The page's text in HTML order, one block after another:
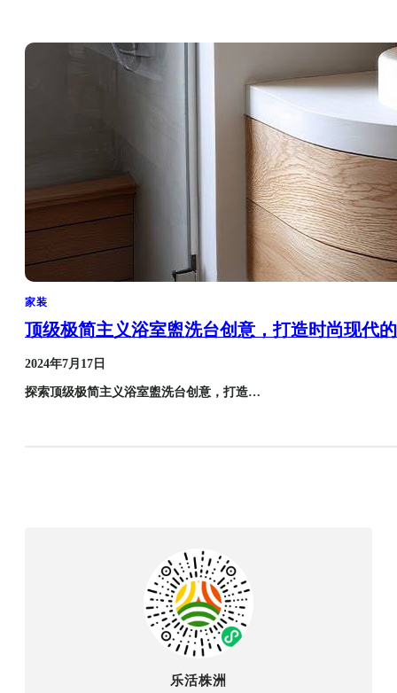
家装
顶级极简主义浴室盥洗台创意，打造时尚现代
2024年7月17日
探索顶级极简主义浴室盥洗台创意，打造…
乐活株洲